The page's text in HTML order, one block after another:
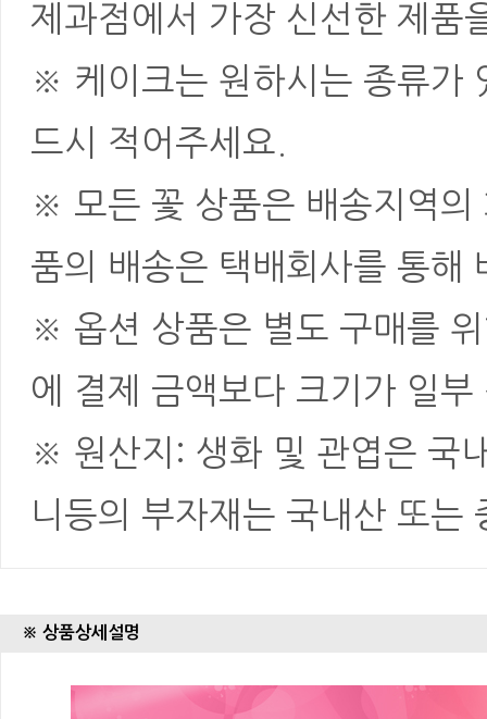
제과점에서 가장 신선한 제품
※ 케이크는 원하시는 종류가
드시 적어주세요.
※ 모든 꽃 상품은 배송지역의
품의 배송은 택배회사를 통해
※ 옵션 상품은 별도 구매를
에 결제 금액보다 크기가 일
※ 원산지: 생화 및 관엽은 국
니등의 부자재는 국내산 또는
※ 상품상세설명